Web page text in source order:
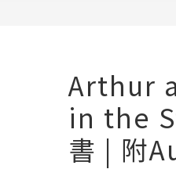
Arthur
in the
書 | 附